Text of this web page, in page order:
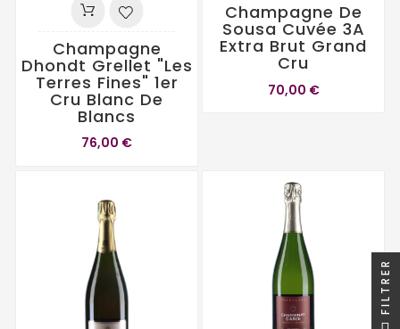
Champagne
Dhondt Grellet "Les
Terres Fines" 1er
Cru Blanc De
Blancs
76,00 €
Champagne De
Sousa Cuvée 3A
Extra Brut Grand
Cru
70,00 €
FILTRER